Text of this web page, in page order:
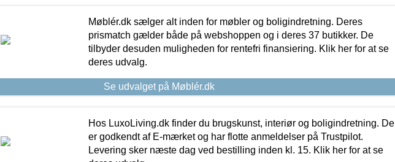
Møblér.dk sælger alt inden for møbler og boligindretning. Deres
prismatch gælder både på webshoppen og i deres 37 butikker. De
tilbyder desuden muligheden for rentefri finansiering. Klik her for at se
deres udvalg.
Se udvalget på Møblér.dk
Hos LuxoLiving.dk finder du brugskunst, interiør og boligindretning. De
er godkendt af E-mærket og har flotte anmeldelser på Trustpilot.
Levering sker næste dag ved bestilling inden kl. 15. Klik her for at se